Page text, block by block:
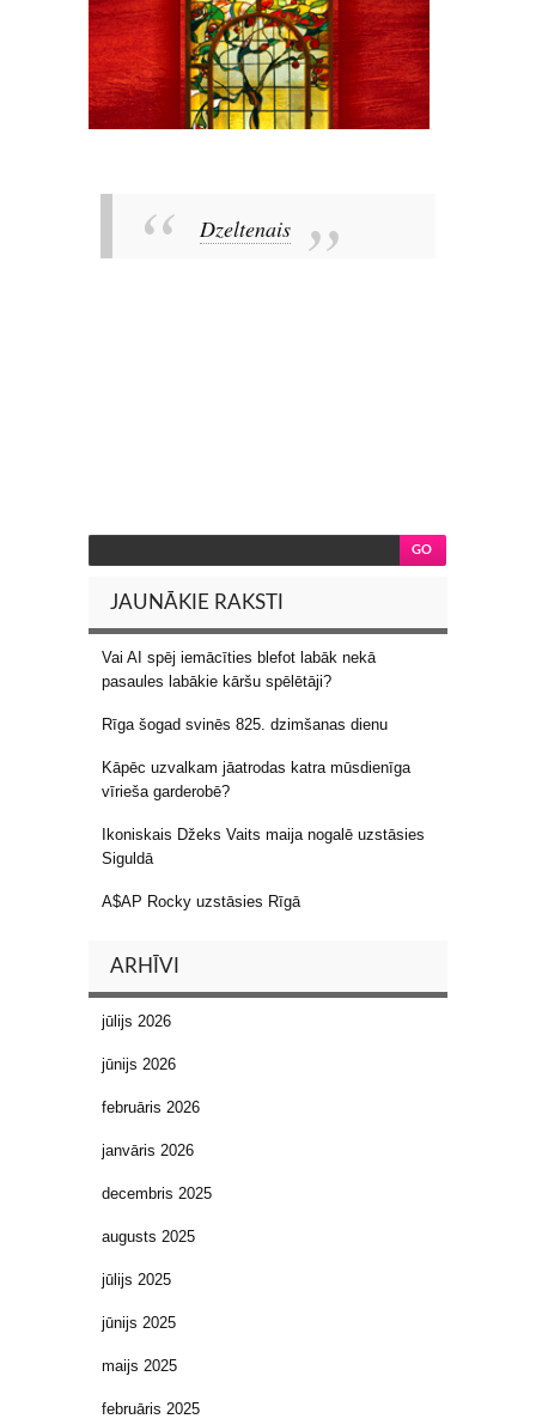
Dzeltenais
JAUNĀKIE RAKSTI
Vai AI spēj iemācīties blefot labāk nekā
pasaules labākie kāršu spēlētāji?
Rīga šogad svinēs 825. dzimšanas dienu
Kāpēc uzvalkam jāatrodas katra mūsdienīga
vīrieša garderobē?
Ikoniskais Džeks Vaits maija nogalē uzstāsies
Siguldā
A$AP Rocky uzstāsies Rīgā
ARHĪVI
jūlijs 2026
jūnijs 2026
februāris 2026
janvāris 2026
decembris 2025
augusts 2025
jūlijs 2025
jūnijs 2025
maijs 2025
februāris 2025